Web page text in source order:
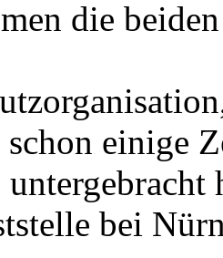
die
schon einige
bei